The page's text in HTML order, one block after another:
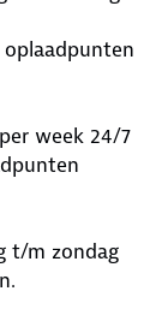
week 24/7
t/m zondag